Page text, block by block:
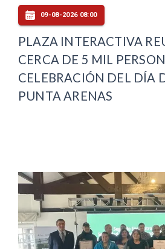
09-08-2026 08:00
PLAZA INTERACTIVA
CERCA DE 5 MIL
CELEBRACIÓN DEL DÍA
PUNTA ARENAS